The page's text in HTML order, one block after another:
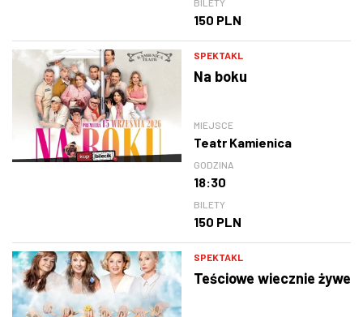
BILETY
150 PLN
SPEKTAKL
Na boku
MIEJSCE
Teatr Kamienica
GODZINA
18:30
BILETY
150 PLN
SPEKTAKL
Teściowe wiecznie żywe